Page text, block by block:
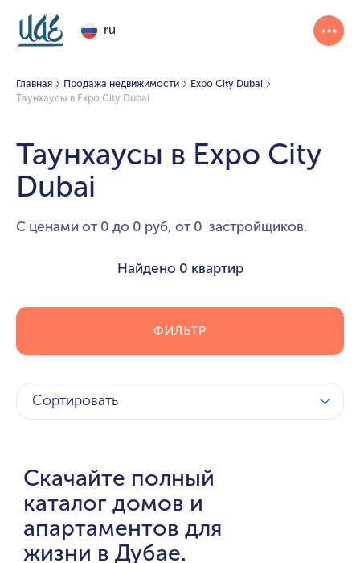
ru
Главная Продажа недвижимости
Expo City Dubai
Таунхаусы в Expo City Dubai
Таунхаусы в Expo City
Dubai
С ценами от 0 до 0 руб, от 0 застройщиков.
Найдено 0 квартир
ФИЛЬТР
Сортировать
Скачайте полный
каталог домов и
апартаментов для
жизни в Дубае.